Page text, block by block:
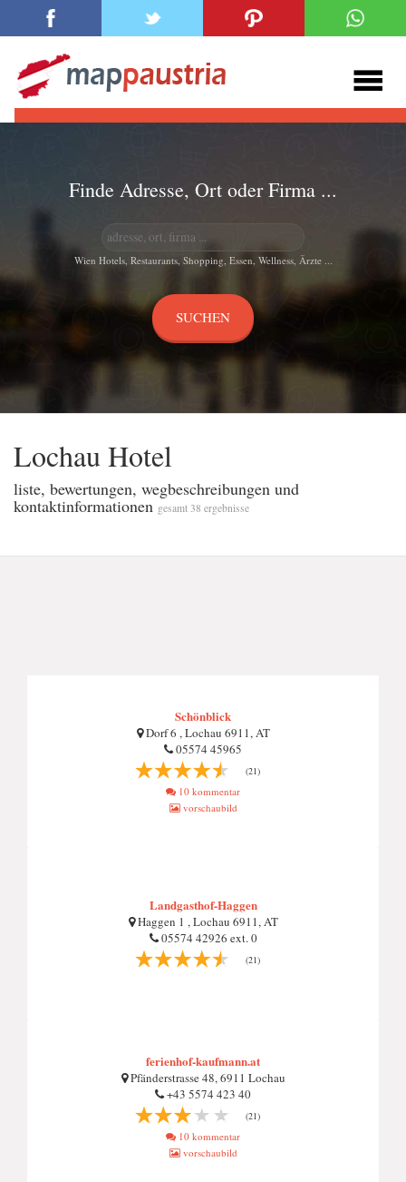
Finde Adresse, Ort oder Firma ...
Wien Hotels, Restaurants, Shopping, Essen, Wellness, Ärzte ...
Lochau Hotel
liste, bewertungen, wegbeschreibungen und
kontaktinformationen gesamt 38 ergebnisse
Schönblick
Dorf 6 , Lochau 6911, AT
05574 45965
(21)
10 kommentar
vorschaubild
Landgasthof-Haggen
Haggen 1 , Lochau 6911, AT
05574 42926 ext. 0
(21)
ferienhof-kaufmann.at
Pfänderstrasse 48, 6911 Lochau
+43 5574 423 40
(21)
10 kommentar
vorschaubild